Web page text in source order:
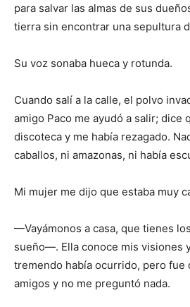
para salvar las almas de sus
tierra sin encontrar una sepultura
Su voz sonaba hueca y rotunda.
Cuando salí a la calle, el polvo
amigo Paco me ayudó a salir; dice
discoteca y me había rezagado.
caballos, ni amazonas, ni había
Mi mujer me dijo que estaba muy
—Vayámonos a casa, que tienes
sueño—. Ella conoce mis visiones
tremendo había ocurrido, pero fue
amigos y no me preguntó nada.